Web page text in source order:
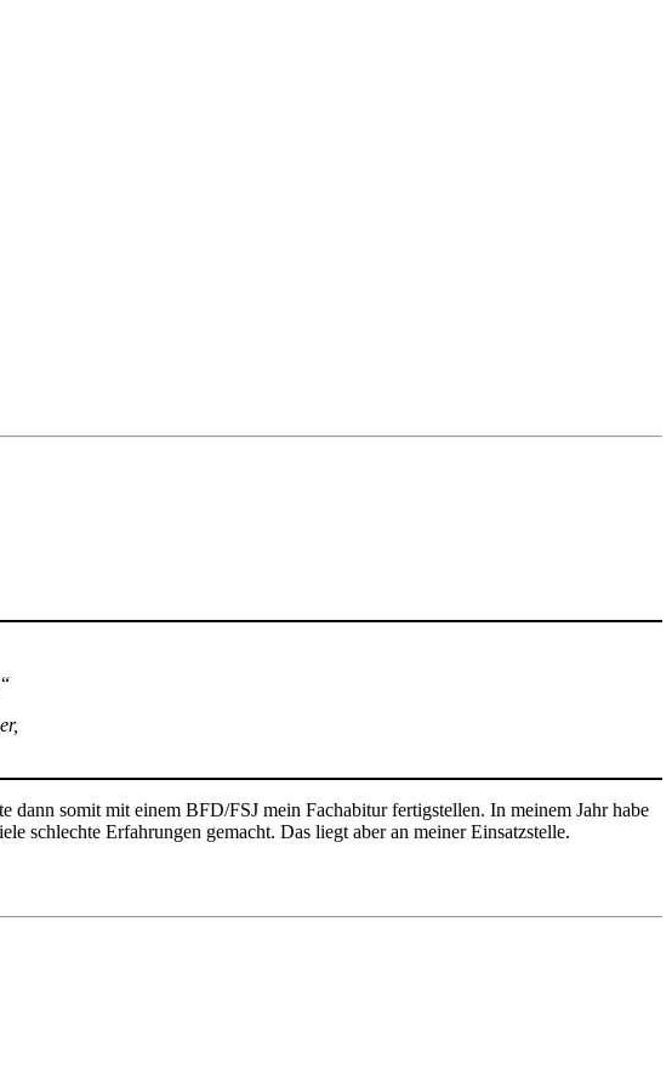
somit mit einem BFD/FSJ mein Fachabitur fertigstellen. In meinem Jahr habe
schlechte Erfahrungen gemacht. Das liegt aber an meiner Einsatzstelle.